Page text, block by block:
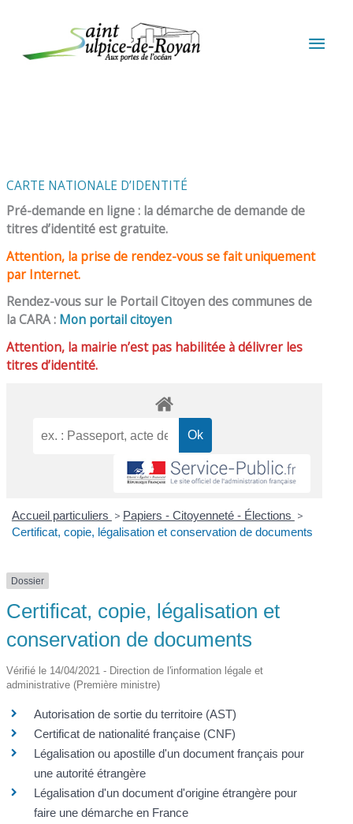
CARTE NATIONALE D’IDENTITÉ
Pré-demande en ligne : la démarche de demande de
titres d’identité est gratuite.
Attention, la prise de rendez-vous se fait uniquement
par Internet.
Rendez-vous sur le Portail Citoyen des communes de
la CARA : Mon portail citoyen
Attention, la mairie n’est pas habilitée à délivrer les
titres d’identité.
Accueil particuliers > Papiers - Citoyenneté - Élections >
Certificat, copie, légalisation et conservation de documents
Dossier
Certificat, copie, légalisation et
conservation de documents
Vérifié le 14/04/2021 - Direction de l'information légale et
administrative (Première ministre)
Autorisation de sortie du territoire (AST)
Certificat de nationalité française (CNF)
Légalisation ou apostille d'un document français pour
une autorité étrangère
Légalisation d'un document d'origine étrangère pour
faire une démarche en France